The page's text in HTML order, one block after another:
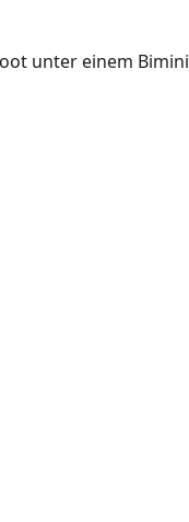
unter einem Bimini